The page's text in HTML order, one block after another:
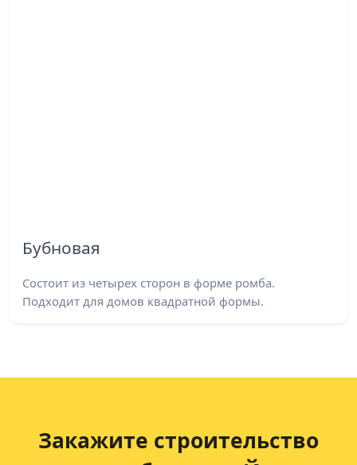
Бубновая
Состоит из четырех сторон в форме ромба.
Подходит для домов квадратной формы.
Закажите строительство